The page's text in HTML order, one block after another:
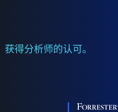
获得分析师的认可。